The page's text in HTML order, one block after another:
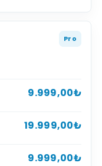
Pro
9.999,00₺
19.999,00₺
9.999,00₺